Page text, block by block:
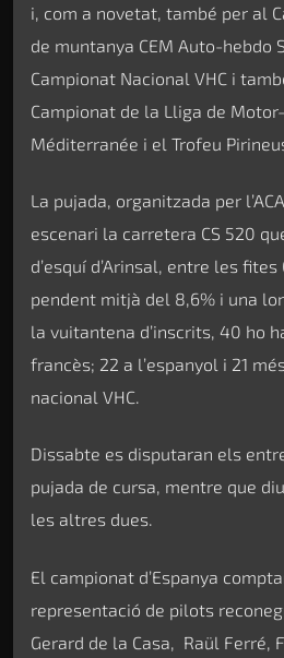
i, com a novetat, també per al
de muntanya CEM Auto-hebdo
Campionat Nacional VHC i
Campionat de la Lliga de
Méditerranée i el Trofeu
La pujada, organitzada per
escenari la carretera CS 520
d’esquí d’Arinsal, entre les
pendent mitjà del 8,6% i una
la vuitantena d’inscrits, 40 ho
francès; 22 a l’espanyol i 21
nacional VHC.
Dissabte es disputaran els
pujada de cursa, mentre que
les altres dues.
El campionat d’Espanya
representació de pilots
Gerard de la Casa, Raül Ferré,